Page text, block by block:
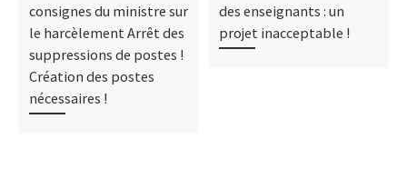
consignes du ministre sur
le harcèlement Arrêt des
suppressions de postes !
Création des postes
nécessaires !
des enseignants : un
projet inacceptable !